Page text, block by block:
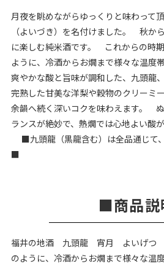
月夜を眺めながらゆっくりと味わって
（よいづき）を名付けました。 秋か
に楽しむ純米酒です。 これからの時
ように、冷酒からお燗まで様々な温度
爽やかな酸と旨味が調和した、九頭龍
完熟した甘美な洋梨や穀物のクリーミ
余韻へ続く深いコクを味わえます。
ランスが絶妙で、熱燗では心地よい酸が
■九頭龍（黒龍含む）は全品通じて
■
商品説
福井の地酒 九頭龍 宵月 よいげつ
のように、冷酒からお燗まで様々な温度